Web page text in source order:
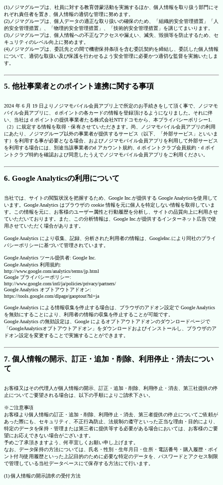
(1)ノジマグループは、社員に対する教育啓蒙活動を実施するほか、個人情報を取り扱う部門にそ
れぞれ責任者を置き、個人情報の適切な管理に努めます。
(2)ノジマグループは、個人データの適正な取り扱いの確保のため、「組織的安全管理措置」「人
的安全管理措置」、「物理的安全管理措置」、「技術的安全管理措置」を講じてまいります。
(3)ノジマグループは、個人情報への不正なアクセスや漏えい、滅失、毀損等を防止するため、セ
キュリティのレベル向上に努めます。
(4)ノジマグループは、委託先との間で機密保持条項を含む委託契約を締結し、委託した個人情報
について、適切な取扱い及び保護を行わせるよう安全管理に必要かつ適切な監督を実施いたしま
す。
5. 他社事業者とのポイント連携に関する事項
2024 年 6 月 19 日よりノジマモバイル会員アプリ上で所定のお手続きをして頂く事で、ノジマモ
バイル会員アプリに、ｄポイントの各カードの情報を登録頂けるようになりました。それに伴
い、当社は d ポイントの提供事業者たる株式会社NTTドコモから、本プライバシーポリシー1.
（2）に規定する情報を取得・保有させていただきます。尚、ノジマモバイル会員アプリの利用
にあたり、ノジマグループ以外の事業者が提供するサービス（以下、「外部サービス」といいま
す）を利用する事が必要となる場合、およびノジマモバイル会員アプリを利用して外部サービス
を利用する場合には、別途当該事業者のd アカウント規約、d ポイントクラブ会員規約・d ポイ
ントクラブ特約を確認および同意したうえでノジマモバイル会員アプリをご利用ください。
6. Google Analyticsの利用について
当社では、サイトの閲覧状況を把握するため、Google Inc.が提供する Google Analyticsを使用して
います。Google Analytics はブラウザの cookie 情報を元に個人を特定しない情報を取得していま
す。この情報を元に、お客様のユーザー属性と行動履歴を分析し、サイトの品質向上に利用させ
ていただいております。また、この分析情報は、Google Inc.が提供するインターネット広告で使
用させていただく場合があります。
Google Analytics により収集、記録、分析された利用者の情報は、GoogleInc.により同社のプライ
バシーポリシーに基づいて管理されています。
Google Analytics ツール提供者: Google Inc.
Google Analytics 利用規約:
http://www.google.com/analytics/terms/jp.html
Google プライバシーポリシー:
http://www.google.com/intl/ja/policies/privacy/partners/
Google Analytics オプトアウトアドオン:
https://tools.google.com/dlpage/gaoptout?hl=ja
Google Analytics による情報収集を停止する場合は、ブラウザのアドオン設定で Google Analytics
を無効にすることにより、利用者の情報の収集を停止することが可能です。
Google Analytics の無効設定は、Google によるオプトアウトアドオンのダウンロードページで
「GoogleAnalyticsオプトアウトアドオン」をダウンロードおよびインストールし、ブラウザのア
ドオン設定を変更することで実施することができます。
7. 個人情報の開示、訂正・追加・削除、利用停止・消去につい
て
お客様又はその代理人が個人情報の開示、訂正・追加・削除、利用停止・消去、第三社提供の停
止についてご要望される場合は、以下の手順によりご請求下さい。
※ご注意事項
お客様より個人情報の訂正・追加・削除、利用停止・消去、第三者提供の停止についてご依頼が
あった際にも、セキュリティ、不正行為防止、法規制の遵守といった正当な理由・目的により、
特定のデータを保持・管理または第三者に提供等する必要がある場合においては、お客様のご要
望にお応えできない場合がございます。
予めご了承頂きますよう、何卒宜しくお願い申し上げます。
なお、データ保持の方法については、氏名・性別・生年月日・住所・電話番号・購入履歴・ポイ
ント付与使用履歴といった上記目的のために必要な特定のデータを、パスワードとアクセス制限
で管理している当社データベースにて保存する方法にて行います。
(1) 個人情報の開示請求の受付方法